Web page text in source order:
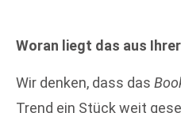
Woran liegt das aus
Wir denken, dass das
Trend ein Stück weit